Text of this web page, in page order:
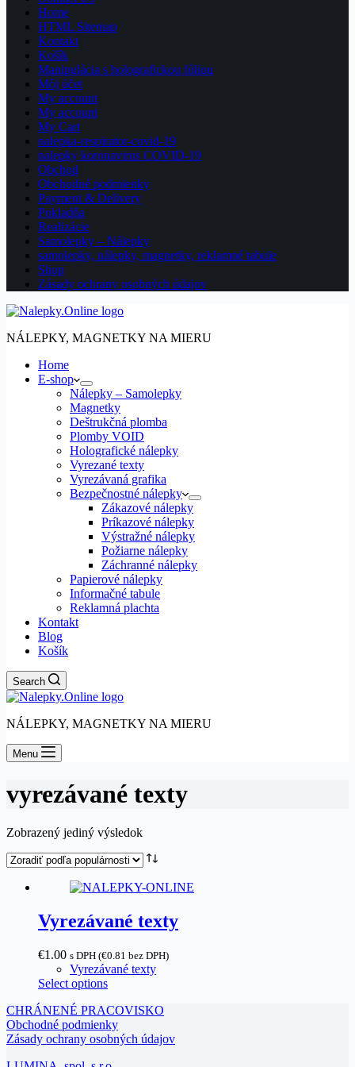
Home
HTML Sitemap
Kontakt
Košík
Manipulácia s holografickou fóliou
Môj účet
My account
My account
My Cart
nalepka-respirator-covid-19
nalepky koronavirus COVID-19
Obchod
Obchodné podmienky
Payment & Delivery
Pokladňa
Realizácie
Samolepky – Nálepky
samolepky, nálepky, magnetky, reklamné tabule
Shop
Zásady ochrany osobných údajov
NÁLEPKY, MAGNETKY NA MIERU
Home
E-shop
Nálepky – Samolepky
Magnetky
Deštrukčná plomba
Plomby VOID
Holografické nálepky
Vyrezané texty
Vyrezávaná grafika
Bezpečnostné nálepky
Zákazové nálepky
Príkazové nálepky
Výstražné nálepky
Požiarne nálepky
Záchranné nálepky
Papierové nálepky
Informačné tabule
Reklamná plachta
Kontakt
Blog
Košík
Search
NÁLEPKY, MAGNETKY NA MIERU
Menu
vyrezávané texty
Zobrazený jediný výsledok
Vyrezávané texty
€1.00 s DPH (€0.81 bez DPH)
Vyrezávané texty
Select options
CHRÁNENÉ PRACOVISKO
Obchodné podmienky
Zásady ochrany osobných údajov